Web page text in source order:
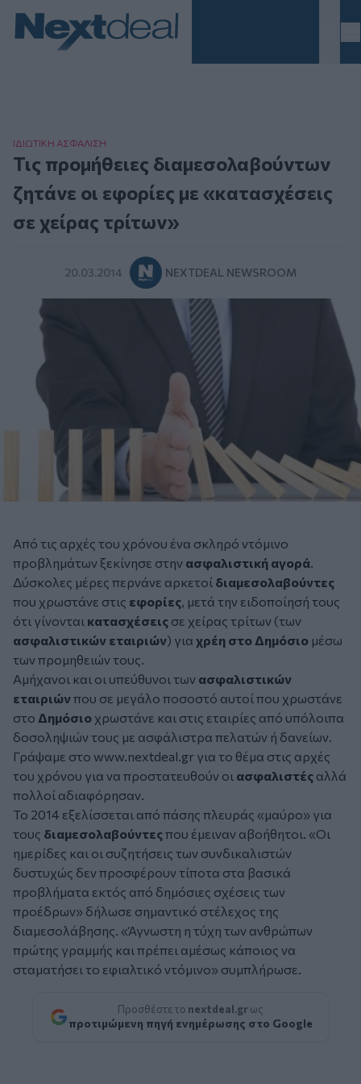
ΙΔΙΩΤΙΚΗ ΑΣΦAΛΙΣΗ
Τις προμήθειες διαμεσολαβούντων
ζητάνε οι εφορίες με «κατασχέσεις
σε χείρας τρίτων»
20.03.2014 NEXTDEAL NEWSROOM
Από τις αρχές του χρόνου ένα σκληρό ντόμινο
προβλημάτων ξεκίνησε στην ασφαλιστική αγορά.
Δύσκολες μέρες περνάνε αρκετοί διαμεσολαβούντες
που χρωστάνε στις εφορίες, μετά την ειδοποίησή τους
ότι γίνονται κατασχέσεις σε χείρας τρίτων (των
ασφαλιστικών εταιριών) για χρέη στο Δημόσιο μέσω
των προμηθειών τους.
Αμήχανοι και οι υπεύθυνοι των ασφαλιστικών
εταιριώνπου σε μεγάλο ποσοστό αυτοί που χρωστάνε
στο Δημόσιο χρωστάνε και στις εταιρίες από υπόλοιπα
δοσοληψιών τους με ασφάλιστρα πελατών ή δανείων.
Γράψαμε στο www.nextdeal.gr για το θέμα στις αρχές
του χρόνου για να προστατευθούν οι ασφαλιστές αλλά
πολλοί αδιαφόρησαν.
Το 2014 εξελίσσεται από πάσης πλευράς «μαύρο» για
τους διαμεσολαβούντεςπου έμειναν αβοήθητοι. «Οι
ημερίδες και οι συζητήσεις των συνδικαλιστών
δυστυχώς δεν προσφέρουν τίποτα στα βασικά
προβλήματα εκτός από δημόσιες σχέσεις των
προέδρων» δήλωσε σημαντικό στέλεχος της
διαμεσολάβησης. «Άγνωστη η τύχη των ανθρώπων
πρώτης γραμμής και πρέπει αμέσως κάποιος να
σταματήσει το εφιαλτικό ντόμινο» συμπλήρωσε.
Προσθέστε το nextdeal.gr ως
προτιμώμενη πηγή ενημέρωσης στο Google